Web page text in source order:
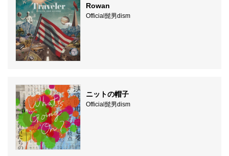
Rowan
Official髭男dism
ニットの帽子
Official髭男dism